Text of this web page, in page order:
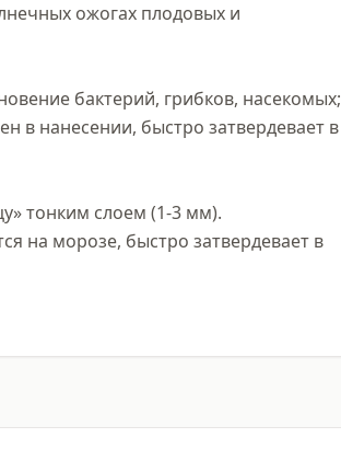
ожогах плодовых и
бактерий, грибков, насекомых;
в нанесении, быстро затвердевает в
тонким слоем (1-3 мм).
на морозе, быстро затвердевает в